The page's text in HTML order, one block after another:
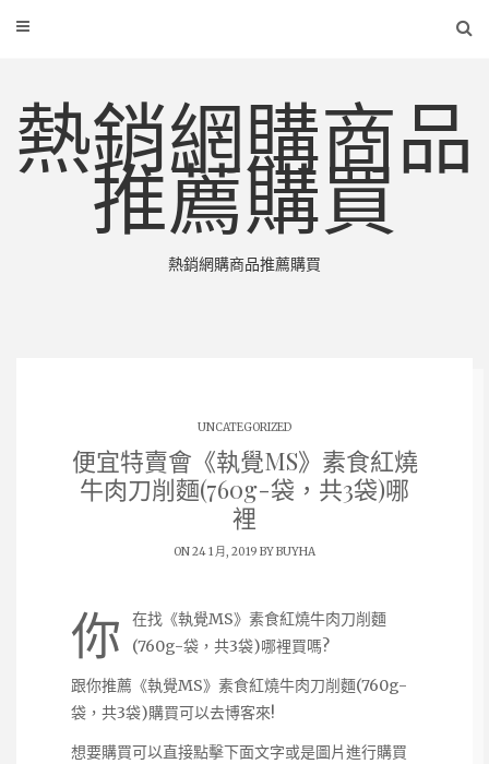
熱銷網購商品
推薦購買
熱銷網購商品推薦購買
UNCATEGORIZED
便宜特賣會《執覺MS》素食紅燒
牛肉刀削麵(760g-袋，共3袋)哪
裡
ON 24 1 月, 2019 BYBUYHA
你
在找《執覺MS》素食紅燒牛肉刀削麵
(760g-袋，共3袋)哪裡買嗎?
跟你推薦《執覺MS》素食紅燒牛肉刀削麵(760g-
袋，共3袋)購買可以去博客來!
想要購買可以直接點擊下面文字或是圖片進行購買